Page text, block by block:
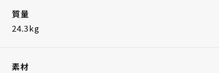
質量
24.3kg
素材